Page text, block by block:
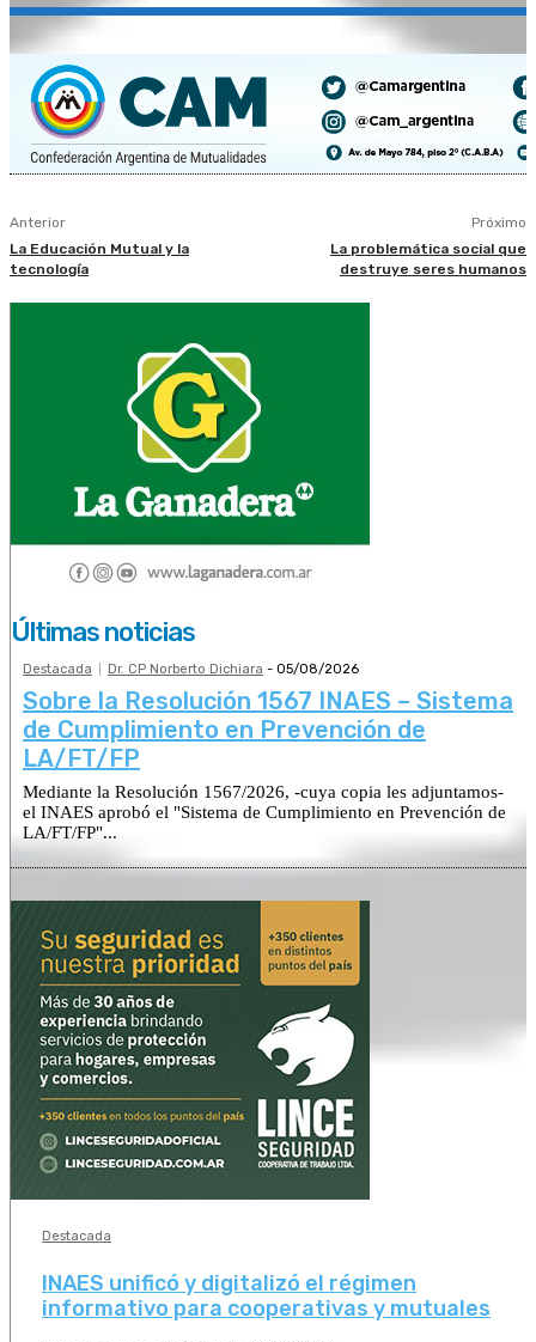
Anterior
La Educación Mutual y la
tecnología
Próximo
La problemática social que
destruye seres humanos
Últimas noticias
Destacada Dr. CP Norberto Dichiara - 05/08/2026
Sobre la Resolución 1567 INAES – Sistema
de Cumplimiento en Prevención de
LA/FT/FP
Mediante la Resolución 1567/2026, -cuya copia les adjuntamos-
el INAES aprobó el "Sistema de Cumplimiento en Prevención de
LA/FT/FP"...
Destacada
INAES unificó y digitalizó el régimen
informativo para cooperativas y mutuales